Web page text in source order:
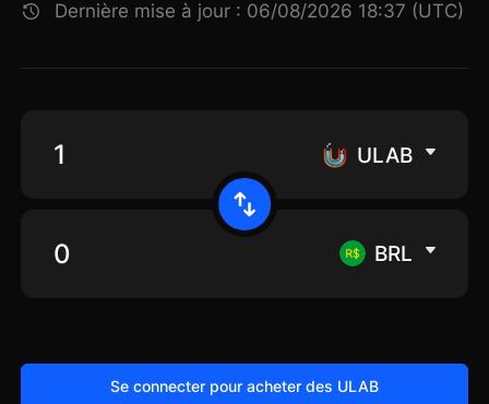
Dernière mise à jour : 06/08/2026 18:37 (UTC)
ULAB
BRL
Se connecter pour acheter des ULAB